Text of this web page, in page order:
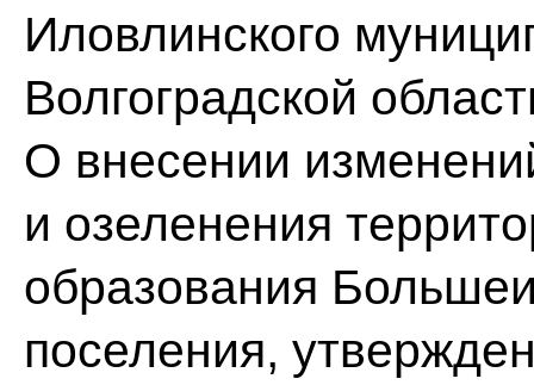
Иловлинского
Волгоградской
О внесении
и озеленения
образования
поселения,